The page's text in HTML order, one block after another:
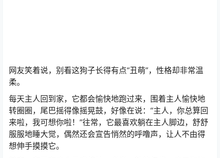
网友笑着说，别看这狗子长得有点“丑萌”，性格却非常温
柔。
每天主人回到家，它都会愉快地跑过来，围着主人愉快地
转圈圈，尾巴摇得像摇晃鼓，好像在说：“主人，你总算回
来啦，我可想你啦！”往常，它最喜欢躺在主人脚边，舒舒
服服地睡大觉，偶然还会宣告悄然的呼噜声，让人不由得
想伸手摸摸它。